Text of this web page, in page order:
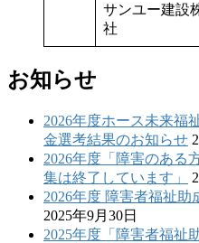
サンユー建設
社
お知らせ
2026年度ホース未来福
金選考結果のお知らせ
2026年度「障害のある
集は終了しています」
2026年度 障害者福祉助
2025年9月30日
2025年度「障害者福祉